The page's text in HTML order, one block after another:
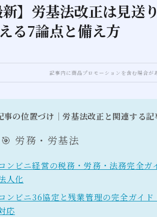
新】労基法改正は見送
る7論点と備え方
記事内に商品プロモーションを含む場合が
事の位置づけ｜労基法改正と関連する記
🎯 労務・労基法
ンビニ経営の税務・労務・法務完全ガ
人化
ンビニ36協定と残業管理の完全ガイ
応